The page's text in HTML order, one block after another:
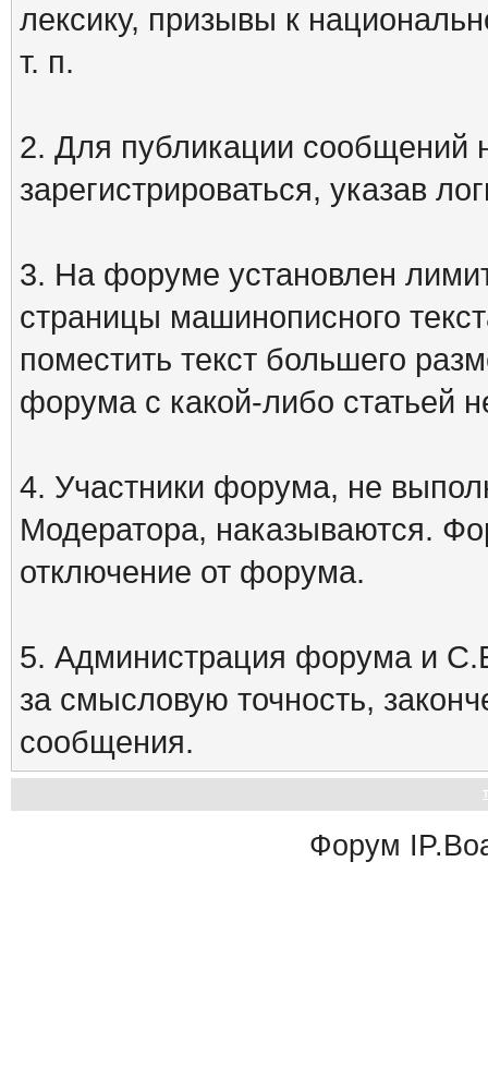
лексику, призывы к
т. п.
2. Для публикации сообщений
зарегистрироваться, указав
3. На форуме установлен
страницы машинописного
поместить текст большего
форума с какой-либо статьей
4. Участники форума, не
Модератора, наказываются.
отключение от форума.
5. Администрация форума и
за смысловую точность,
сообщения.
Форум